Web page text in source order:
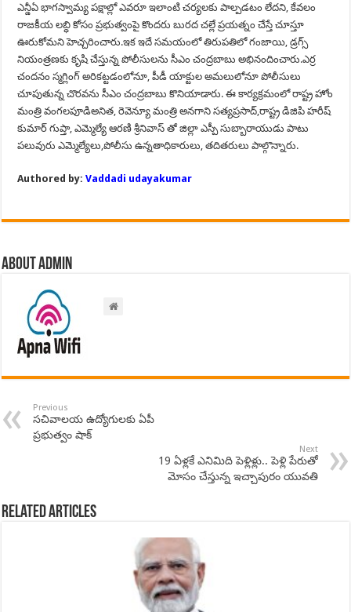
ఎన్డీఏ భాగస్వామ్య పక్షాల్లో ఎవరూ ఇలాంటి చర్యలకు పాల్పడటం లేదని, కేవలం
రాజకీయ లబ్ధి కోసం ప్రభుత్వంపై కొందరు బురద చల్లే ప్రయత్నం చేస్తే చూస్తూ
ఊరుకోమని హెచ్చరించారు.ఇక ఇదే సమయంలో తిరుపతిలో గంజాయి, డ్రగ్స్
నియంత్రణకు కృషి చేస్తున్న పోలీసులను సీఎం చంద్రబాబు అభినందించారు.ఎర్ర
చందనం స్మగ్లింగ్ అరికట్టడంలోనూ, పీడీ యాక్టుల అమలులోనూ పోలీసులు
చూపుతున్న చొరవను సీఎం చంద్రబాబు కొనియాడారు. ఈ కార్యక్రమంలో రాష్ట్ర హోం
మంత్రి వంగలపూడిఅనిత, రెవెన్యూ మంత్రి అనగాని సత్యప్రసాద్,రాష్ట్ర డిజిపి హరీష్
కుమార్ గుప్తా, ఎమ్మెల్యే ఆరణి శ్రీనివాస్ తో జిల్లా ఎస్పీ సుబ్బారాయుడు పాటు
పలువురు ఎమ్మెల్యేలు,పోలీసు ఉన్నతాధికారులు, తదితరులు పాల్గొన్నారు.
Authored by:Vaddadi udayakumar
About admin
Previous
సచివాలయ ఉద్యోగులకు ఏపీ
ప్రభుత్వం షాక్
Next
19 ఏళ్లకే ఎనిమిది పెళ్లిళ్లు.. పెళ్లి పేరుతో
మోసం చేస్తున్న ఇచ్చాపురం యువతి
Related Articles